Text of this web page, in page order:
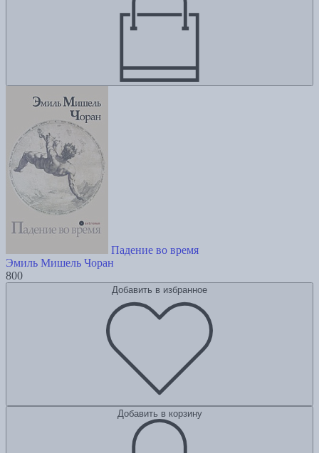
Падение во время
Эмиль Мишель Чоран
800
Добавить в избранное
Добавить в корзину